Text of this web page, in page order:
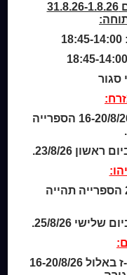
חודש אוגוסט- בין התאריכים 31.8.26-1.8.26
סגור
בימים ראשון עד חמישי (כולל) 16-20/8/26 הספרייה
23/8/26.
בימים ראשון ושני 23-24/8/26 הספרייה תהייה
25/8/26.
בימים ראשון עד חמישי (כולל) ג’-ז באלול 16-20/8/26